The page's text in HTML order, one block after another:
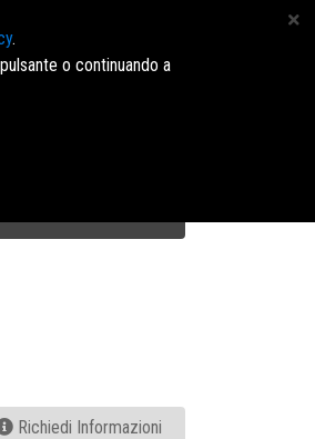
- Ordini:https://dms.marinopavone.it/
Richiedi Informazioni
.
o continuando a